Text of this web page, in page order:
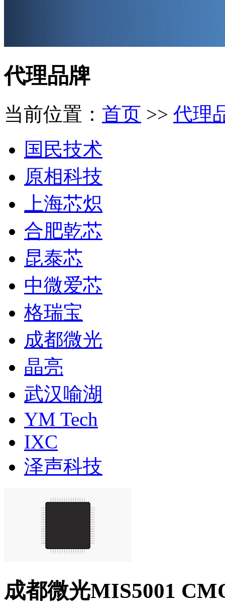
代理品牌
当前位置： 首页 >> 代理
国民技术
原相科技
上海芯炽
合肥乾芯
昆泰芯
中微爱芯
格瑞宝
成都微光
晶亮
武汉喻湖
YM Tech
IXC
泽声科技
成都微光MIS5001